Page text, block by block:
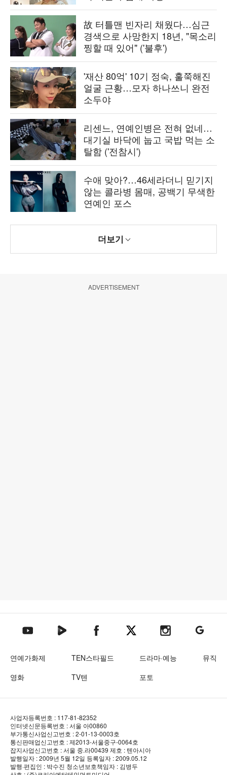
故 터틀맨 빈자리 채웠다…심근
경색으로 사망한지 18년, "목소리
찡할 때 있어" ('불후')
'재산 80억' 10기 정숙, 훌쭉해진
얼굴 근황…모자 하나쓰니 완전
소두야
리센느, 연예인병은 전혀 없네…
대기실 바닥에 눕고 국밥 먹는 소
탈함 ('전참시')
수애 맞아?…46세라더니 믿기지
않는 콜라병 몸매, 공백기 무색한
연예인 포스
더보기
ADVERTISEMENT
텐아시아 유튜브텐아시아 네이버TV텐아시아 페이스북텐아시아 엑스텐아시아 인스타그램
텐아시아
연예가화제 TEN스타필드 드라마·예능
뮤직
영화
TV텐 포토
사업자등록번호 : 117-81-82352
인터넷신문등록번호 : 서울 아00860
부가통신사업신고번호 : 2-01-13-0003호
통신판매업신고번호 : 제2013-서울중구-0064호
잡지사업신고번호 : 서울 중.라00439 제호 : 텐아시아
발행일자 : 2009년 5월 12일 등록일자 : 2009.05.12
발행·편집인 : 박수진 청소년보호책임자 : 김병두